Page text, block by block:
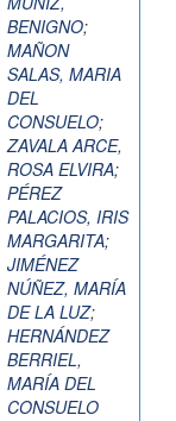
BENIGNO;
MAÑON
SALAS, MARIA
DEL
CONSUELO;
ZAVALA ARCE,
ROSA ELVIRA;
PÉREZ
PALACIOS, IRIS
MARGARITA;
JIMÉNEZ
NÚÑEZ, MARÍA
DE LA LUZ;
HERNÁNDEZ
BERRIEL,
MARÍA DEL
CONSUELO